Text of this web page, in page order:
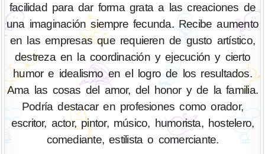
facilidad para dar forma grata a las creaciones de
una imaginación siempre fecunda. Recibe aumento
en las empresas que requieren de gusto artístico,
destreza en la coordinación y ejecución y cierto
humor e idealismo en el logro de los resultados.
Ama las cosas del amor, del honor y de la familia.
Podría destacar en profesiones como orador,
escritor, actor, pintor, músico, humorista, hostelero,
comediante, estilista o comerciante.